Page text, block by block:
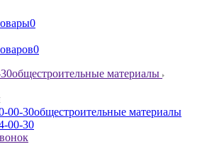
0
0
общестроительные материалы
00-30общестроительные материалы
00-30